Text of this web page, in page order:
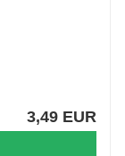
3,49 EUR